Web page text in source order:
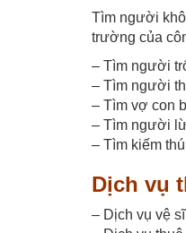
Tìm người
trường của
– Tìm người
– Tìm người
– Tìm vợ con
– Tìm người
– Tìm kiếm
Dịch vụ
– Dịch vụ vệ